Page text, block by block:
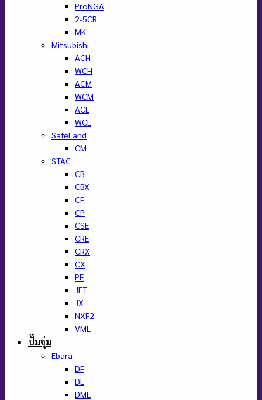
ProNGA
2-5CR
MK
Mitsubishi
ACH
WCH
ACM
WCM
ACL
WCL
SafeLand
CM
STAC
CB
CBX
CF
CP
CSE
CRE
CRX
CX
PF
JET
JX
NXF2
VML
ปั๊มจุ่ม
Ebara
DF
DL
DML